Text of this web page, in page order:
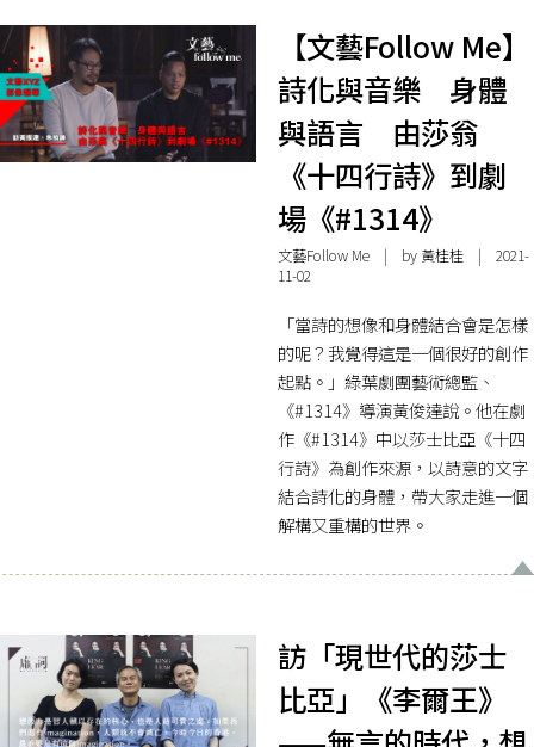
【文藝Follow Me】
詩化與音樂 身體
與語言 由莎翁
《十四行詩》到劇
場《#1314》
文藝Follow Me| by 黃桂桂 | 2021-
11-02
「當詩的想像和身體結合會是怎樣
的呢？我覺得這是一個很好的創作
起點。」綠葉劇團藝術總監、
《#1314》導演黃俊達說。他在劇
作《#1314》中以莎士比亞《十四
行詩》為創作來源，以詩意的文字
結合詩化的身體，帶大家走進一個
解構又重構的世界。
訪「現世代的莎士
比亞」《李爾王》